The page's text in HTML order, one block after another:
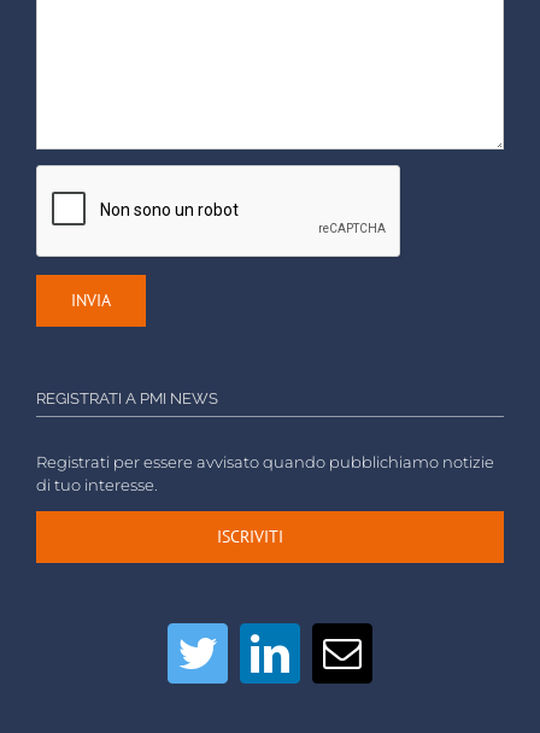
REGISTRATI A PMI NEWS
Registrati per essere avvisato quando pubblichiamo notizie
di tuo interesse.
ISCRIVITI